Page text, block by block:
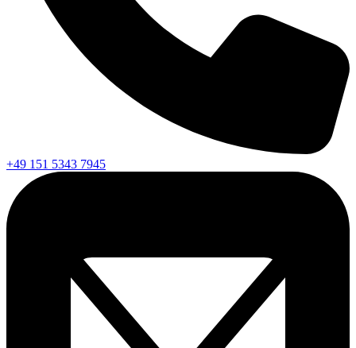
+49 151 5343 7945